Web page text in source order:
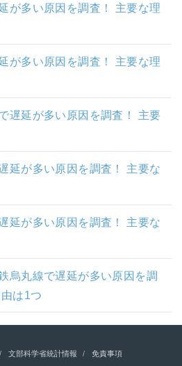
が多い原因を調査！ 主要な理
が多い原因を調査！ 主要な理
遅延が多い原因を調査！ 主要
延が多い原因を調査！ 主要な
延が多い原因を調査！ 主要な
烏丸線で遅延が多い原因を調
は1つ
文部科学省統計情報 免責事項